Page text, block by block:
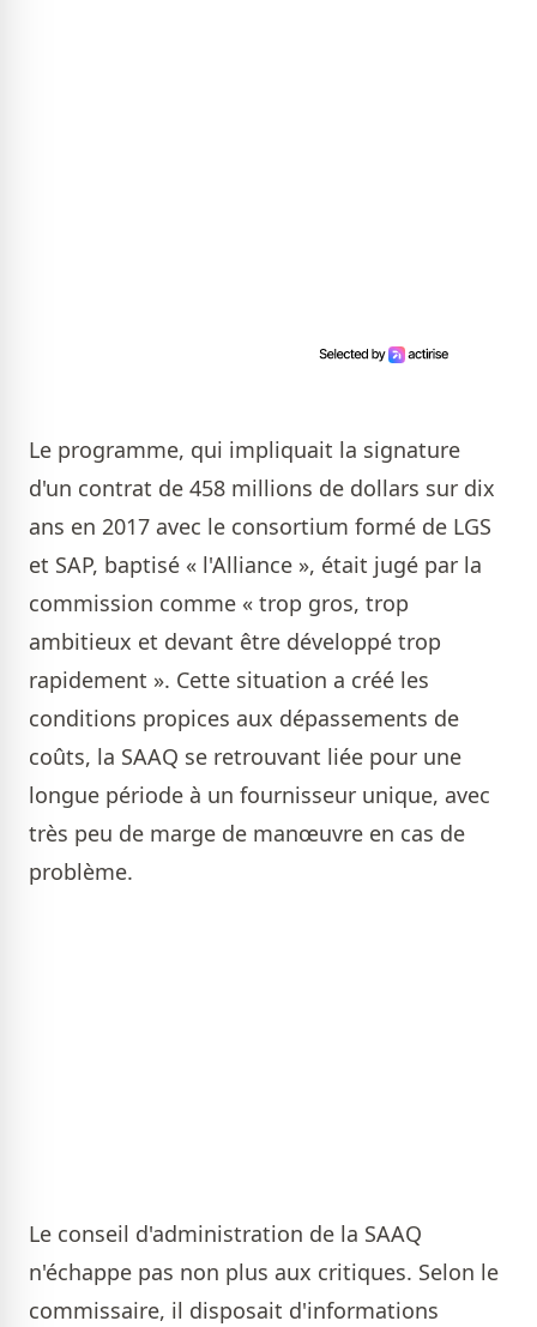
Le programme, qui impliquait la signature
d'un contrat de 458 millions de dollars sur dix
ans en 2017 avec le consortium formé de LGS
et SAP, baptisé « l'Alliance », était jugé par la
commission comme « trop gros, trop
ambitieux et devant être développé trop
rapidement ». Cette situation a créé les
conditions propices aux dépassements de
coûts, la SAAQ se retrouvant liée pour une
longue période à un fournisseur unique, avec
très peu de marge de manœuvre en cas de
problème.
Le conseil d'administration de la SAAQ
n'échappe pas non plus aux critiques. Selon le
commissaire, il disposait d'informations